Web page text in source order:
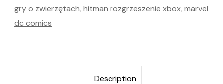
gry o zwierzętach, hitman rozgrzeszenie xbox, marvel
dc comics
Description